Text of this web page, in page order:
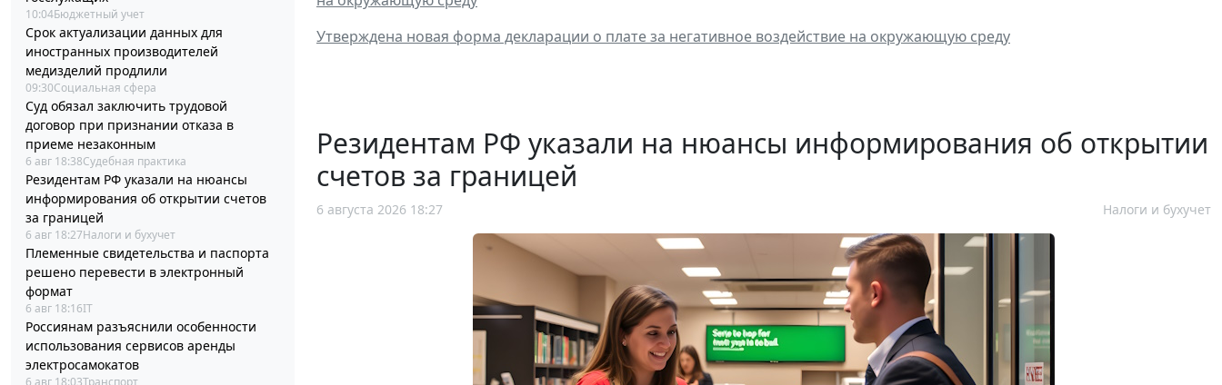
10:04Бюджетный учет
Срок актуализации данных для
иностранных производителей
медизделий продлили
09:30Социальная сфера
Суд обязал заключить трудовой
договор при признании отказа в
приеме незаконным
6 авг 18:38Судебная практика
Резидентам РФ указали на нюансы
информирования об открытии счетов
за границей
6 авг 18:27Налоги и бухучет
Племенные свидетельства и паспорта
решено перевести в электронный
формат
6 авг 18:16IT
Россиянам разъяснили особенности
использования сервисов аренды
электросамокатов
Утверждена новая форма декларации о плате за негативное воздействие на окружающую среду
Резидентам РФ указали на нюансы информирования об открытии
счетов за границей
6 августа 2026 18:27 Налоги и бухучет